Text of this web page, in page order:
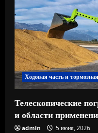
Ходовая часть и
Телескопические
и области
admin 5 июня, 2026